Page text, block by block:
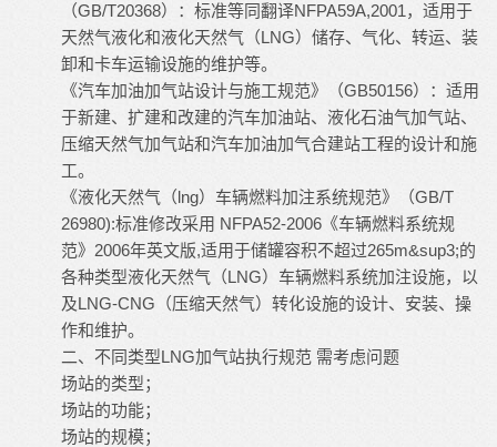
（GB/T20368）：标准等同翻译NFPA59A,2001，适用于
天然气液化和液化天然气（LNG）储存、气化、转运、装
卸和卡车运输设施的维护等。
《汽车加油加气站设计与施工规范》（GB50156）：适用
于新建、扩建和改建的汽车加油站、液化石油气加气站、
压缩天然气加气站和汽车加油加气合建站工程的设计和施
工。
《液化天然气（lng）车辆燃料加注系统规范》（GB/T
26980):标准修改采用 NFPA52-2006《车辆燃料系统规
范》2006年英文版,适用于储罐容积不超过265m&sup3;的
各种类型液化天然气（LNG）车辆燃料系统加注设施，以
及LNG-CNG（压缩天然气）转化设施的设计、安装、操
作和维护。
二、不同类型LNG加气站执行规范 需考虑问题
场站的类型；
场站的功能；
场站的规模；